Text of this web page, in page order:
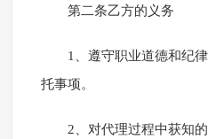
第二条乙方的义务
1、遵守职业道德和纪
托事项。
2、对代理过程中获知